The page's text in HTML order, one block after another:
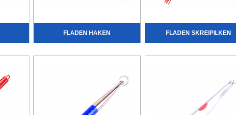
FLADEN HAKEN FLADEN SKREIPILKEN